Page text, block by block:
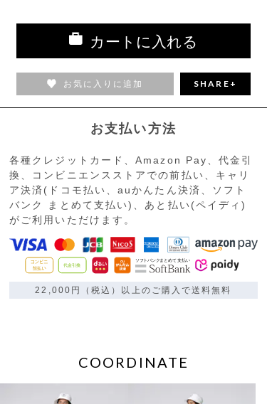
カートに入れる
お気に入りに追加 SHARE+
お支払い方法
各種クレジットカード、Amazon Pay、代金引
換、コンビニエンスストアでの前払い、キャリ
ア決済(ドコモ払い、auかんたん決済、ソフト
バンク まとめて支払い)、あと払い(ペイディ)
がご利用いただけます。
22,000円（税込）以上のご購入で送料無料
COORDINATE